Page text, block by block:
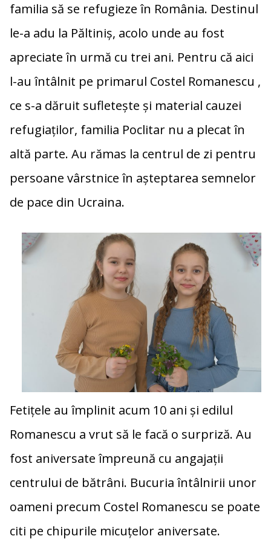
familia să se refugieze în România. Destinul
le-a adu la Păltiniș, acolo unde au fost
apreciate în urmă cu trei ani. Pentru că aici
l-au întâlnit pe primarul Costel Romanescu ,
ce s-a dăruit sufletește și material cauzei
refugiaților, familia Poclitar nu a plecat în
altă parte. Au rămas la centrul de zi pentru
persoane vârstnice în așteptarea semnelor
de pace din Ucraina.
Fetițele au împlinit acum 10 ani și edilul
Romanescu a vrut să le facă o surpriză. Au
fost aniversate împreună cu angajații
centrului de bătrâni. Bucuria întâlnirii unor
oameni precum Costel Romanescu se poate
citi pe chipurile micuțelor aniversate.